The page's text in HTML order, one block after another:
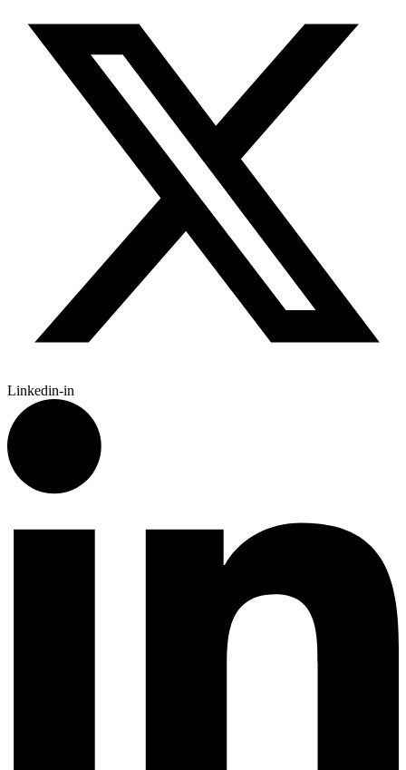
Linkedin-in